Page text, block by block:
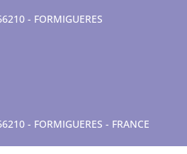
- FORMIGUERES
- FORMIGUERES - FRANCE